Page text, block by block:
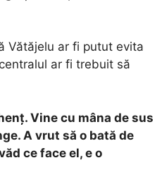
Vătăjelu ar fi putut evita
ar fi trebuit să
Vine cu mâna de sus
A vrut să o bată de
ce face el, e o